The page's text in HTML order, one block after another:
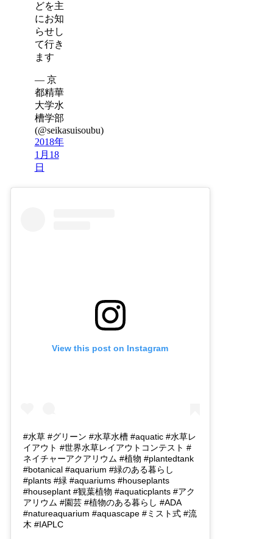
どを主
にお知
らせし
て行き
ます
— 京
都精華
大学水
槽学部
(@seikasuisoubu)
2018年
1月18
日
View this post on Instagram
#水草 #グリーン #水草水槽 #aquatic #水草レ
イアウト #世界水草レイアウトコンテスト #
ネイチャーアクアリウム #植物 #plantedtank
#botanical #aquarium #緑のある暮らし
#plants #緑 #aquariums #houseplants
#houseplant #観葉植物 #aquaticplants #アク
アリウム #園芸 #植物のある暮らし #ADA
#natureaquarium #aquascape #ミスト式 #流
木 #IAPLC